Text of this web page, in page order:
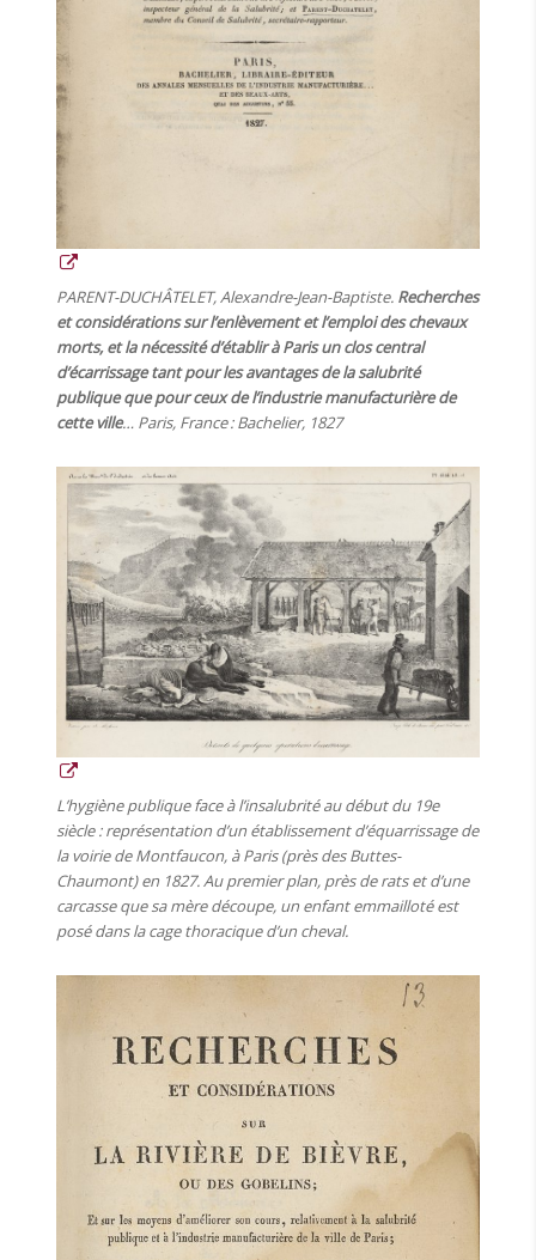
PARENT-DUCHÂTELET, Alexandre-Jean-Baptiste. Recherches
et considérations sur l’enlèvement et l’emploi des chevaux
morts, et la nécessité d’établir à Paris un clos central
d’écarrissage tant pour les avantages de la salubrité
publique que pour ceux de l’industrie manufacturière de
cette ville… Paris, France : Bachelier, 1827
L’hygiène publique face à l’insalubrité au début du 19e
siècle : représentation d’un établissement d’équarrissage de
la voirie de Montfaucon, à Paris (près des Buttes-
Chaumont) en 1827. Au premier plan, près de rats et d’une
carcasse que sa mère découpe, un enfant emmailloté est
posé dans la cage thoracique d’un cheval.